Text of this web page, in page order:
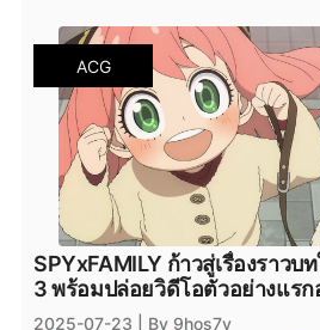
สปายแฟมิลี่_121 #สปาย_x_แฟมิลี่
SPY_x_Family_อ่านที่ไหน #
SPY_x_FAMILY_Manga
SPY_x_FAMILY_MANGA_Plus #
MANGA_Plus # สปาย_×_แฟมิลี
สายลับ #การ์ตูนสายลับ มังงะ
Bilbili #bilibili #
สปาย_x_แฟมิลี่_122 #
สปายแฟมิลี่_ตอนล่าสุด
สปาย_x_แ
#SPYxFAMILY_งด #SPYxFAMILY_
#SPYxFAMILY_ผู้เขียน # สปอยล์
#สปอยล์_SPY_FAMILY
ACG
SPYxFAMILY ก้าวสู่เรื่องราว
3 พร้อมปล่อยวิดีโอตัวอย่างแร
2025-07-23
| By 9hos7y